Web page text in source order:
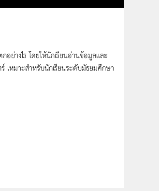
อย่างไร โดยให้นักเรียนอ่านข้อมูลและ
เหมาะสำหรับนักเรียนระดับมัธยมศึกษา